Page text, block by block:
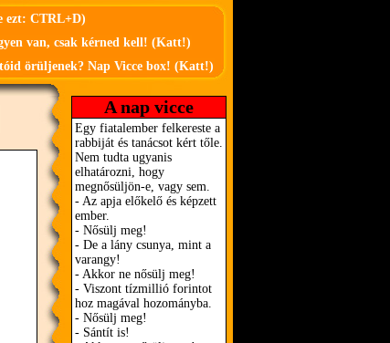
ezt: CTRL+D)
van, csak kérned kell! (Katt!)
örüljenek? Nap Vicce box! (Katt!)
A nap vicce